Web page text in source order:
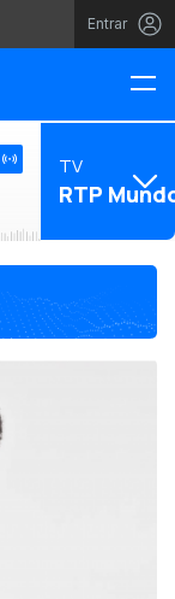
Entrar
TV
RTP